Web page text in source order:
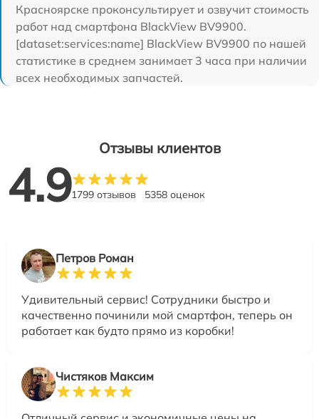
Красноярске проконсультирует и озвучит стоимость
работ над смартфона BlackView BV9900.
[dataset:services:name] BlackView BV9900 по нашей
статистике в среднем занимает 3 часа при наличии
всех необходимых запчастей.
Отзывы клиентов
4.91799 отзывов 5358 оценок
Петров Роман
Удивительный сервис! Сотрудники быстро и
качественно починили мой смартфон, теперь он
работает как будто прямо из коробки!
Чистяков Максим